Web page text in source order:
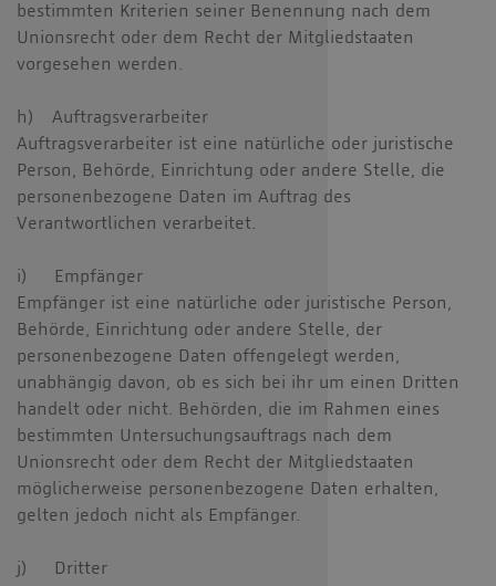
bestimmten Kriterien seiner Benennung nach dem
Unionsrecht oder dem Recht der Mitgliedstaaten
vorgesehen werden.
h) Auftragsverarbeiter
Auftragsverarbeiter ist eine natürliche oder juristische
Person, Behörde, Einrichtung oder andere Stelle, die
personenbezogene Daten im Auftrag des
Verantwortlichen verarbeitet.
i) Empfänger
Empfänger ist eine natürliche oder juristische Person,
Behörde, Einrichtung oder andere Stelle, der
personenbezogene Daten offengelegt werden,
unabhängig davon, ob es sich bei ihr um einen Dritten
handelt oder nicht. Behörden, die im Rahmen eines
bestimmten Untersuchungsauftrags nach dem
Unionsrecht oder dem Recht der Mitgliedstaaten
möglicherweise personenbezogene Daten erhalten,
gelten jedoch nicht als Empfänger.
j) Dritter